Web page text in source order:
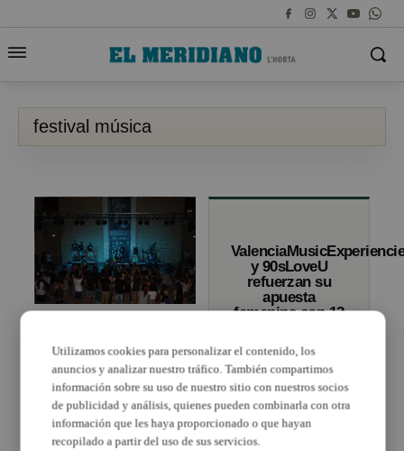
festival música
festival de música a
Paterna»
y 90sLoveU
refuerzan su
apuesta
femenina con 12
Utilizamos cookies para personalizar el contenido, los
anuncios y analizar nuestro tráfico. También compartimos
información sobre su uso de nuestro sitio con nuestros socios
de publicidad y análisis, quienes pueden combinarla con otra
información que les haya proporcionado o que hayan
recopilado a partir del uso de sus servicios.